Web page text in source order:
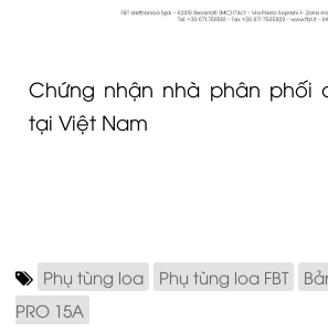
Chứng nhận nhà phân phối
tại Việt Nam
Phụ tùng loa Phụ tùng loa FBT
PRO 15A